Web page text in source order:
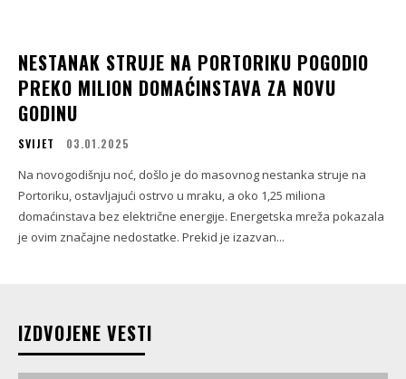
NESTANAK STRUJE NA PORTORIKU POGODIO
PREKO MILION DOMAĆINSTAVA ZA NOVU
GODINU
SVIJET 03.01.2025
Na novogodišnju noć, došlo je do masovnog nestanka struje na
Portoriku, ostavljajući ostrvo u mraku, a oko 1,25 miliona
domaćinstava bez električne energije. Energetska mreža pokazala
je ovim značajne nedostatke. Prekid je izazvan...
IZDVOJENE VESTI